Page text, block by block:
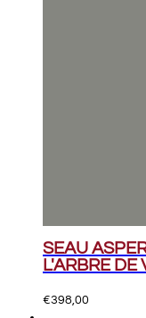
SEAU
L'ARBRE DE
€398,00